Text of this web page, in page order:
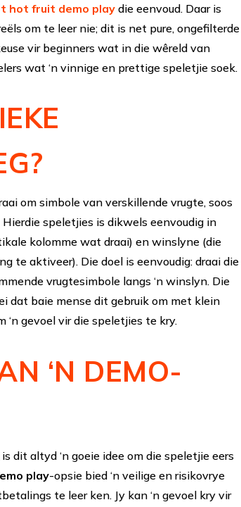
hot fruit demo playdie eenvoud. Daar is
om te leer nie; dit is net pure, ongefilterde
vir beginners wat in die wêreld van
wat ‘n vinnige en prettige speletjie soek.
om simbole van verskillende vrugte, soos
speletjies is dikwels eenvoudig in
kolomme wat draai) en winslyne (die
te aktiveer). Die doel is eenvoudig: draai die
vrugtesimbole langs ‘n winslyn. Die
dat baie mense dit gebruik om met klein
‘n gevoel vir die speletjies te kry.
‘N DEMO-
dit altyd ‘n goeie idee om die speletjie eers
play-opsie bied ‘n veilige en risikovrye
te leer ken. Jy kan ‘n gevoel kry vir